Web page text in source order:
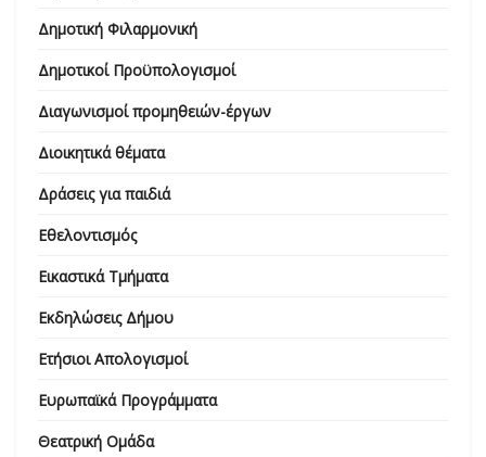
Δημοτική Φιλαρμονική
Δημοτικοί Προϋπολογισμοί
Διαγωνισμοί προμηθειών-έργων
Διοικητικά θέματα
Δράσεις για παιδιά
Εθελοντισμός
Εικαστικά Τμήματα
Εκδηλώσεις Δήμου
Ετήσιοι Απολογισμοί
Ευρωπαϊκά Προγράμματα
Θεατρική Ομάδα